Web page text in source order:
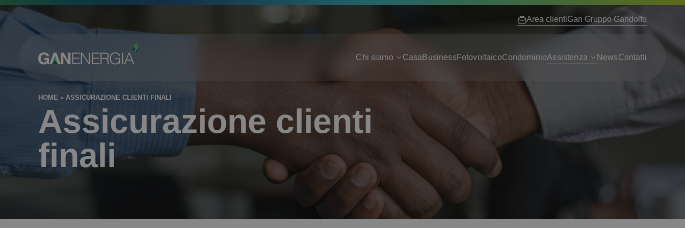
Area clientiGan Gruppo Gandolfo
Chi siamo Casa BusinessFotovoltaicoCondominioAssistenza NewsContatti
HOME » ASSICURAZIONE CLIENTI FINALI
Assicurazione clienti
finali